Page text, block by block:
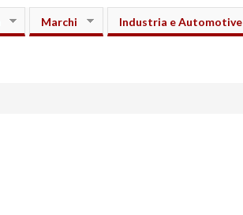
Marchi Industria e Automotive